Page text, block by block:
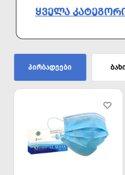
ᲧᲕᲔᲚᲐ
პირბადეები